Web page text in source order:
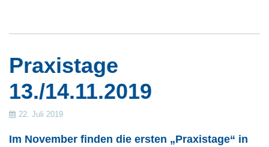
expertenTREFF CARE
Grundlehrgang Lagoon Advance Care
Grundlehrgang Wäscherei
Datenschutz
Praxistage
13./14.11.2019
22. Juli 2019
Im November finden die ersten „Praxistage“ in